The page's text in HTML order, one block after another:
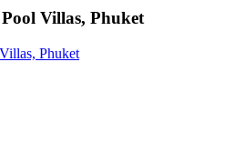
Villas, Phuket
Phuket